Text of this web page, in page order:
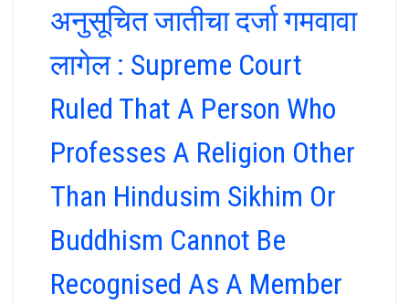
अनुसूचित जातीचा दर्जा गमवावा
लागेल : Supreme Court
Ruled That A Person Who
Professes A Religion Other
Than Hindusim Sikhim Or
Buddhism Cannot Be
Recognised As A Member